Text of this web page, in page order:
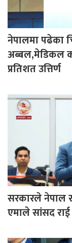
नेपालमा पढेका
अब्बल,मेडिकल
प्रतिशत उत्तिर्ण
सरकारले नेपाल
एमाले सांसद राई